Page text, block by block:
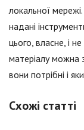
локальної
надані
цього, власне, і
матеріалу можна
вони потрібні і
Схожі статті